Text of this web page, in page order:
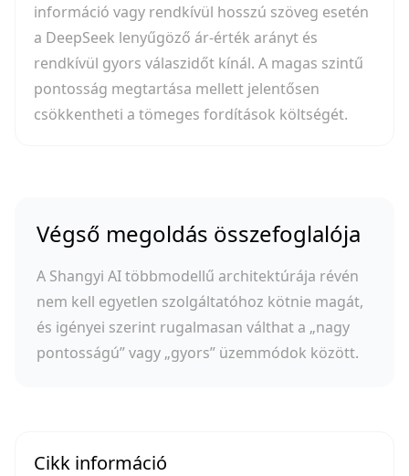
információ vagy rendkívül hosszú szöveg esetén
a DeepSeek lenyűgöző ár-érték arányt és
rendkívül gyors válaszidőt kínál. A magas szintű
pontosság megtartása mellett jelentősen
csökkentheti a tömeges fordítások költségét.
Végső megoldás összefoglalója
A Shangyi AI többmodellű architektúrája révén
nem kell egyetlen szolgáltatóhoz kötnie magát,
és igényei szerint rugalmasan válthat a „nagy
pontosságú” vagy „gyors” üzemmódok között.
Cikk információ